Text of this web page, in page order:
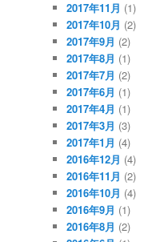
2017年11月 (1)
2017年10月 (2)
2017年9月 (2)
2017年8月 (1)
2017年7月 (2)
2017年6月 (1)
2017年4月 (1)
2017年3月 (3)
2017年1月 (4)
2016年12月 (4)
2016年11月 (2)
2016年10月 (4)
2016年9月 (1)
2016年8月 (2)